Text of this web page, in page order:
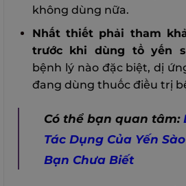
không dùng nữa.
Nhất thiết phải tham
trước khi dùng tổ yến
bệnh lý nào đặc biệt, dị
đang dùng thuốc điều trị
Có thể bạn quan tâm:
Tác Dụng Của Yến
Bạn Chưa Biết